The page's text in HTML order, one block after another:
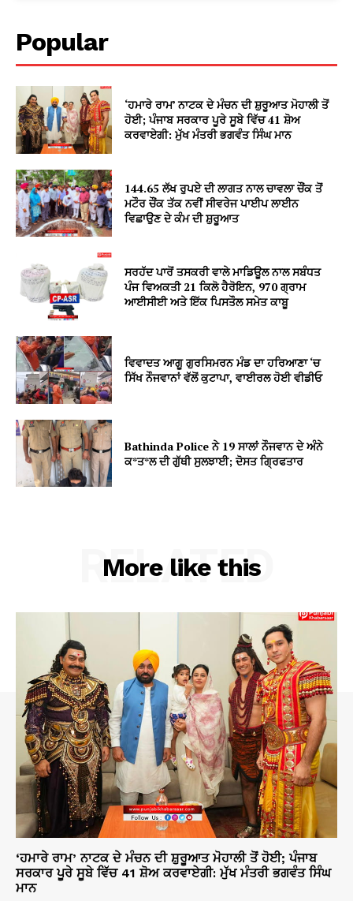
Popular
‘ਹਮਾਰੇ ਰਾਮ’ ਨਾਟਕ ਦੇ ਮੰਚਨ ਦੀ ਸ਼ੁਰੂਆਤ ਮੋਹਾਲੀ ਤੋਂ
ਹੋਈ; ਪੰਜਾਬ ਸਰਕਾਰ ਪੂਰੇ ਸੂਬੇ ਵਿੱਚ 41 ਸ਼ੋਅ
ਕਰਵਾਏਗੀ: ਮੁੱਖ ਮੰਤਰੀ ਭਗਵੰਤ ਸਿੰਘ ਮਾਨ
144.65 ਲੱਖ ਰੁਪਏ ਦੀ ਲਾਗਤ ਨਾਲ ਚਾਵਲਾ ਚੌਂਕ ਤੋਂ
ਮਟੌਰ ਚੌਂਕ ਤੱਕ ਨਵੀਂ ਸੀਵਰੇਜ ਪਾਈਪ ਲਾਈਨ
ਵਿਛਾਉਣ ਦੇ ਕੰਮ ਦੀ ਸ਼ੁਰੂਆਤ
ਸਰਹੱਦ ਪਾਰੋਂ ਤਸਕਰੀ ਵਾਲੇ ਮਾਡਿਊਲ ਨਾਲ ਸਬੰਧਤ
ਪੰਜ ਵਿਅਕਤੀ 21 ਕਿਲੋ ਹੈਰੋਇਨ, 970 ਗ੍ਰਾਮ
ਆਈਸੀਈ ਅਤੇ ਇੱਕ ਪਿਸਤੌਲ ਸਮੇਤ ਕਾਬੂ
ਵਿਵਾਦਤ ਆਗੂ ਗੁਰਸਿਮਰਨ ਮੰਡ ਦਾ ਹਰਿਆਣਾ ‘ਚ
ਸਿੱਖ ਨੌਜਵਾਨਾਂ ਵੱਲੋਂ ਕੁਟਾਪਾ, ਵਾਈਰਲ ਹੋਈ ਵੀਡੀਓ
Bathinda Police ਨੇ 19 ਸਾਲਾਂ ਨੌਜਵਾਨ ਦੇ ਅੰਨੇ
ਕ*ਤ*ਲ ਦੀ ਗੁੱਥੀ ਸੁਲਝਾਈ; ਦੋਸਤ ਗ੍ਰਿਫਤਾਰ
More like this
RELATED
‘ਹਮਾਰੇ ਰਾਮ’ ਨਾਟਕ ਦੇ ਮੰਚਨ ਦੀ ਸ਼ੁਰੂਆਤ ਮੋਹਾਲੀ ਤੋਂ ਹੋਈ; ਪੰਜਾਬ
ਸਰਕਾਰ ਪੂਰੇ ਸੂਬੇ ਵਿੱਚ 41 ਸ਼ੋਅ ਕਰਵਾਏਗੀ: ਮੁੱਖ ਮੰਤਰੀ ਭਗਵੰਤ ਸਿੰਘ
ਮਾਨ